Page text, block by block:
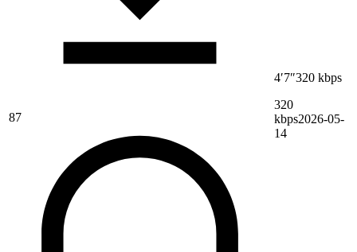
87
4′7″320 kbps
320
kbps2026-05-
14